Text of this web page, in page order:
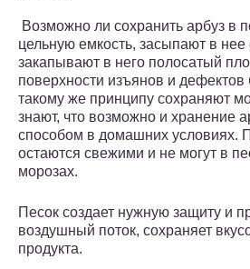
Возможно ли сохранить арбуз в
цельную емкость, засыпают в нее
закапывают в него полосатый
поверхности изъянов и
такому же принципу сохраняют
знают, что возможно и хранение
способом в домашних условиях.
остаются свежими и не могут в
морозах.
Песок создает нужную защиту и
воздушный поток, сохраняет
продукта.